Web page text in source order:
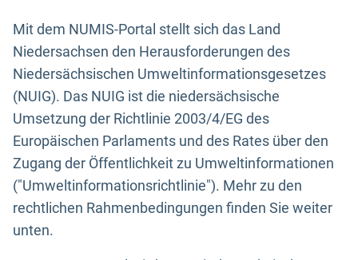
Mit dem NUMIS-Portal stellt sich das Land
Niedersachsen den Herausforderungen des
Niedersächsischen Umweltinformationsgesetzes
(NUIG). Das NUIG ist die niedersächsische
Umsetzung der Richtlinie 2003/4/EG des
Europäischen Parlaments und des Rates über den
Zugang der Öffentlichkeit zu Umweltinformationen
("Umweltinformationsrichtlinie"). Mehr zu den
rechtlichen Rahmenbedingungen finden Sie weiter
unten.